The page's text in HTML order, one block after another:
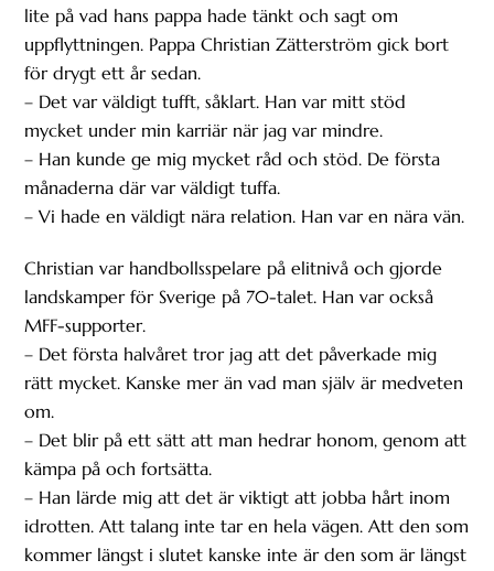
lite på vad hans pappa hade tänkt och sagt om
uppflyttningen. Pappa Christian Zätterström gick bort
för drygt ett år sedan.
– Det var väldigt tufft, såklart. Han var mitt stöd
mycket under min karriär när jag var mindre.
– Han kunde ge mig mycket råd och stöd. De första
månaderna där var väldigt tuffa.
– Vi hade en väldigt nära relation. Han var en nära vän.
Christian var handbollsspelare på elitnivå och gjorde
landskamper för Sverige på 70-talet. Han var också
MFF-supporter.
– Det första halvåret tror jag att det påverkade mig
rätt mycket. Kanske mer än vad man själv är medveten
om.
– Det blir på ett sätt att man hedrar honom, genom att
kämpa på och fortsätta.
– Han lärde mig att det är viktigt att jobba hårt inom
idrotten. Att talang inte tar en hela vägen. Att den som
kommer längst i slutet kanske inte är den som är längst